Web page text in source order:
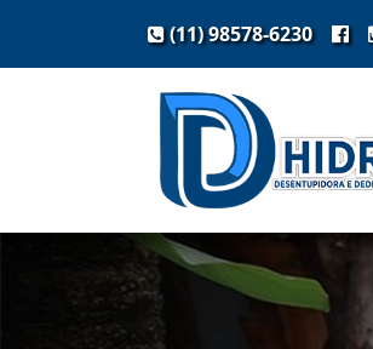
(11) 98578-6230